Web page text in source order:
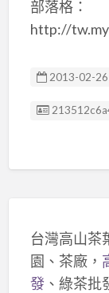
部落格：
http://
2013-02-
廣告编號
台灣高山茶
園、茶廠，
發、綠茶批